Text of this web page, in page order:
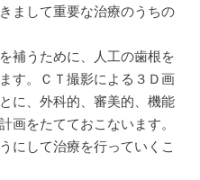
まして重要な治療のうちの
補うために、人工の歯根を
す。ＣＴ撮影による３Ｄ画
に、外科的、審美的、機能
画をたてておこないます。
にして治療を行っていくこ